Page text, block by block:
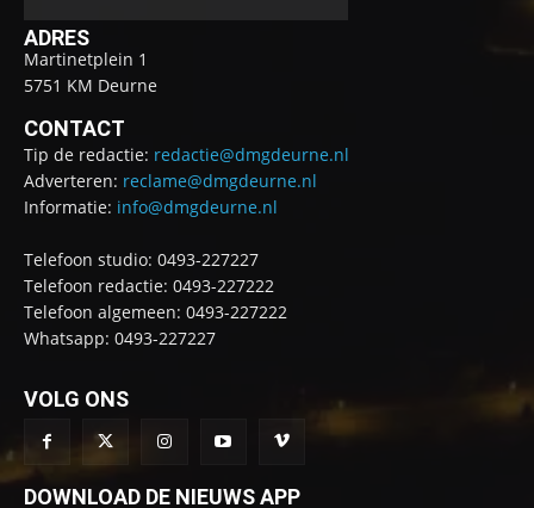
ADRES
Martinetplein 1
5751 KM Deurne
CONTACT
Tip de redactie: redactie@dmgdeurne.nl
Adverteren: reclame@dmgdeurne.nl
Informatie: info@dmgdeurne.nl
Telefoon studio: 0493-227227
Telefoon redactie: 0493-227222
Telefoon algemeen: 0493-227222
Whatsapp: 0493-227227
VOLG ONS
DOWNLOAD DE NIEUWS APP